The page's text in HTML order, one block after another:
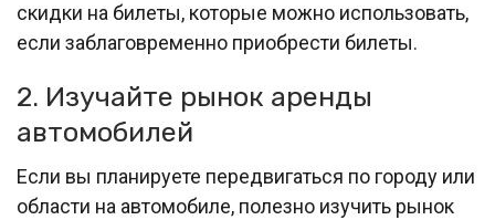
скидки на билеты, которые можно использовать,
если заблаговременно приобрести билеты.
2. Изучайте рынок аренды
автомобилей
Если вы планируете передвигаться по городу или
области на автомобиле, полезно изучить рынок